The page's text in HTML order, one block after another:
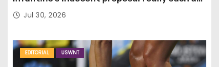
surprise?
Jul 30, 2026
EDITORIAL USWNT